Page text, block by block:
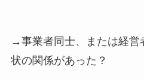
→事業者同士、または経営
状の関係があった？